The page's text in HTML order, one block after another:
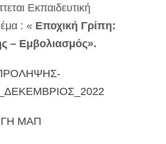
Εκπαιδευτική
: « Εποχική Γρίπη:
– Εμβολιασμός».
ΜΑΠ